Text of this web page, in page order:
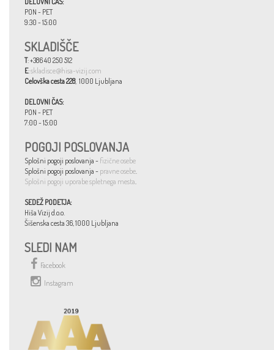
PON - PET
9:30 - 15:00
SKLADIŠČE
T: +386 40 250 512
E:skladisce@hisa-vizij.com
Celovška cesta 228, 1000 Ljubljana
DELOVNI ČAS:
PON - PET
7:00 - 15:00
POGOJI POSLOVANJA
Splošni pogoji poslovanja - fizične osebe
Splošni pogoji poslovanja - pravne osebe.
Splošni pogoji uporabe spletnega mesta.
SEDEŽ PODETJA:
Hiša Vizij d.o.o.
Šišenska cesta 36, 1000 Ljubljana
SLEDI NAM
Facebook
Instagram